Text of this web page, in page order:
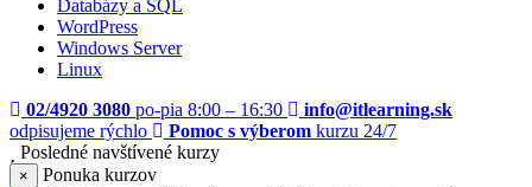
Databázy a SQL
WordPress
Windows Server
Linux
02/4920 3080 po-pia 8:00 – 16:30
info@itlearning.sk
odpisujeme rýchlo
Pomoc s výberom kurzu 24/7
Posledné navštívené kurzy
×
Ponuka kurzov